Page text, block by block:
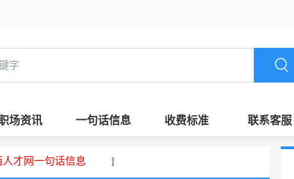
场资讯 一句话信息 收费标准 联系客服
才网一句话信息 ]